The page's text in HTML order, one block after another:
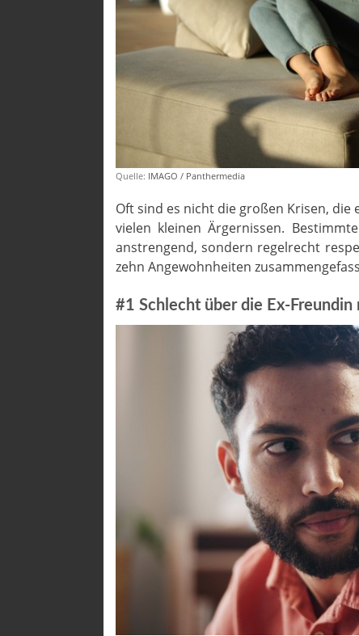
Quelle: IMAGO / Panthermedia
Oft sind es nicht die großen Krisen, die
vielen kleinen Ärgernissen.
anstrengend, sondern regelrecht
zehn Angewohnheiten
#1 Schlecht über die Ex-Freundin